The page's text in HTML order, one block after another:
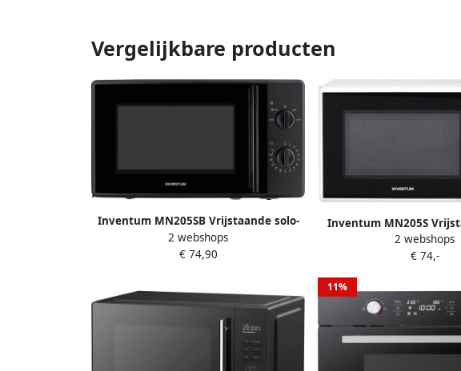
Vergelijkbare producten
Inventum MN205SB Vrijstaande solo-
magnetron 20 liter 700 watt Zwart
2 webshops
€ 74,90
Inventum MN205S
magnetron 20 liter 700
2 webshops
€ 74,-
11%